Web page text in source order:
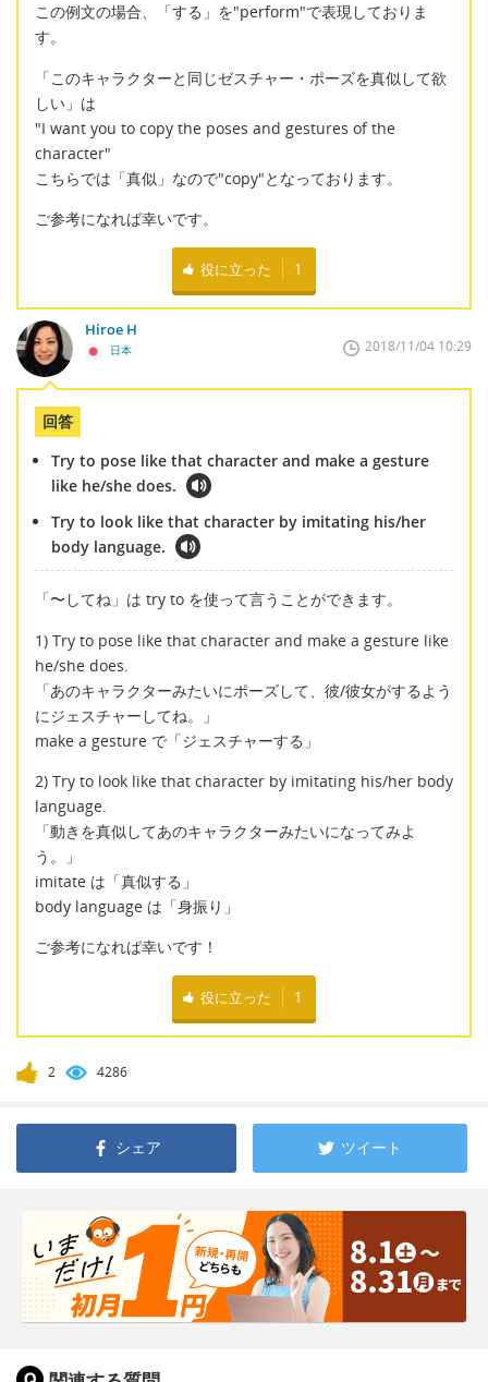
この例文の場合、「する」を"perform"で表現しておりま
す。
「このキャラクターと同じゼスチャー・ポーズを真似して欲
しい」は
"I want you to copy the poses and gestures of the
character"
こちらでは「真似」なので"copy"となっております。
ご参考になれば幸いです。
役に立った 1
Hiroe H
日本 2018/11/04 10:29
回答
Try to pose like that character and make a gesture
like he/she does.
Try to look like that character by imitating his/her
body language.
「〜してね」は try to を使って言うことができます。
1) Try to pose like that character and make a gesture like
he/she does.
「あのキャラクターみたいにポーズして、彼/彼女がするよう
にジェスチャーしてね。」
make a gesture で「ジェスチャーする」
2) Try to look like that character by imitating his/her body
language.
「動きを真似してあのキャラクターみたいになってみよ
う。」
imitate は「真似する」
body language は「身振り」
ご参考になれば幸いです！
役に立った 1
2 4286
シェア ツイート